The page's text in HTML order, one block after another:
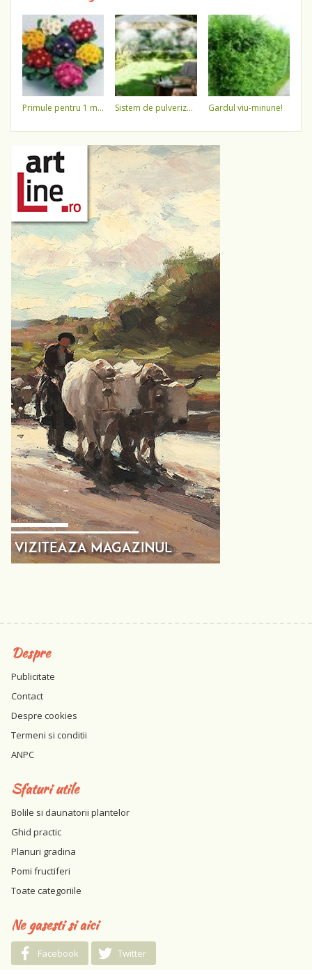
primule pentru 1 martie 3,5 lei / ghiveci !!!! sistem de pulverizare a apei gardul viu-minune!
Despre
Publicitate
Contact
Despre cookies
Termeni si conditii
ANPC
Sfaturi utile
Bolile si daunatorii plantelor
Ghid practic
Planuri gradina
Pomi fructiferi
Toate categoriile
Ne gasesti si aici
Facebook Twitter